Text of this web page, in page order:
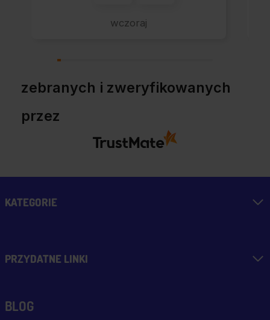
wczoraj
zebranych i zweryfikowanych
przez
KATEGORIE
PRZYDATNE LINKI
BLOG